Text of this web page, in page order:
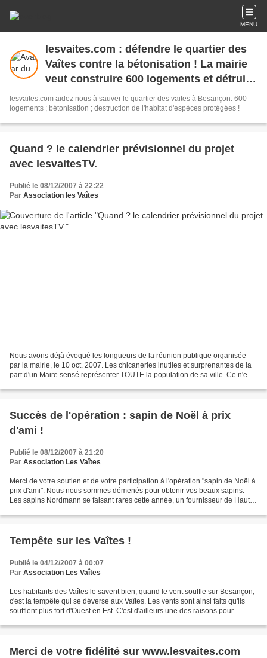
MENU
lesvaites.com : défendre le quartier des
Vaîtes contre la bétonisation ! La mairie
veut construire 600 logements et détruire
l'habitat d'espèces animales protégées !
lesvaites.com aidez nous à sauver le quartier des vaites à Besançon. 600
logements ; bétonisation ; destruction de l'habitat d'espèces protégées !
Quand ? le calendrier prévisionnel du projet
avec lesvaitesTV.
Publié le 08/12/2007 à 22:22
Par Association les Vaîtes
Nous avons déjà évoqué les longueurs de la réunion publique organisée
par la mairie, le 10 oct. 2007. Les chicaneries inutiles et surprenantes de la
part d'un Maire sensé représenter TOUTE la population de sa ville. Ce n'est
Succès de l'opération : sapin de Noël à prix
d'ami !
Publié le 08/12/2007 à 21:20
Par Association Les Vaîtes
Merci de votre soutien et de votre participation à l'opération "sapin de Noël à
prix d'ami". Nous nous sommes démenés pour obtenir vos beaux sapins.
Les sapins Nordmann se faisant rares cette année, un fournisseur de Haute-
Tempête sur les Vaîtes !
Publié le 04/12/2007 à 00:07
Par Association Les Vaîtes
Les habitants des Vaîtes le savent bien, quand le vent souffle sur Besançon,
c'est la tempête qui se déverse aux Vaîtes. Les vents sont ainsi faits qu'ils
soufflent plus fort d'Ouest en Est. C'est d'ailleurs une des raisons pour
Merci de votre fidélité sur www.lesvaites.com